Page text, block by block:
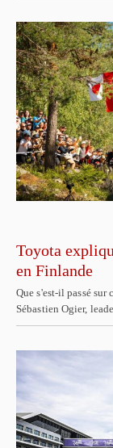
Toyota
en Finlande
Que s'est-il passé
Sébastien Ogier,